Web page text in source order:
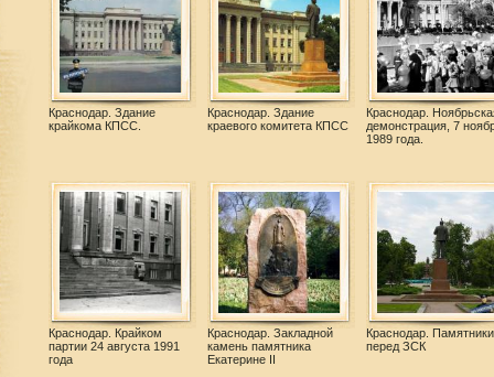
Краснодар. Здание
крайкома КПСС.
Краснодар. Здание
краевого комитета КПСС
Краснодар.
демонстрация, 7
1989 года.
Краснодар. Крайком
партии 24 августа 1991
года
Краснодар. Закладной
камень памятника
Екатерине II
Краснодар. Памятники
перед ЗСК